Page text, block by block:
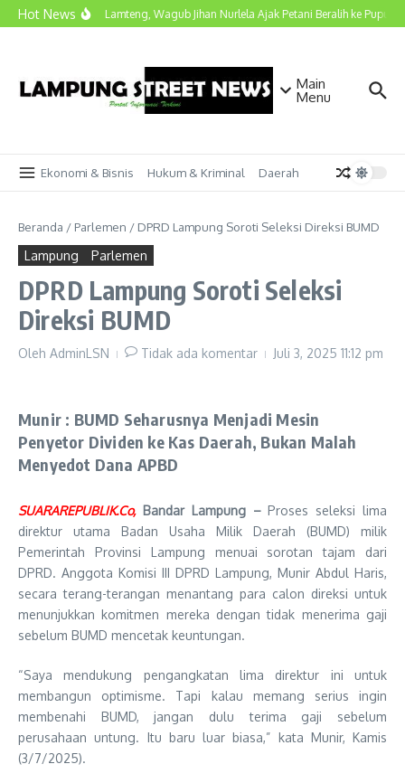
Lewati ke konten
Hot NewsKunjungi Lamteng, Wagub Jihan Nurlela Ajak Petani Beralih ke Pupuk
Main
Menu
Ekonomi & Bisnis Hukum & Kriminal Daerah
Beranda / Parlemen / DPRD Lampung Soroti Seleksi Direksi BUMD
Lampung Parlemen
DPRD Lampung Soroti Seleksi
Direksi BUMD
Oleh AdminLSN Tidak ada komentar Juli 3, 2025 11:12 pm
Munir : BUMD Seharusnya Menjadi Mesin
Penyetor Dividen ke Kas Daerah, Bukan Malah
Menyedot Dana APBD
SUARAREPUBLIK.Co, Bandar Lampung –Proses seleksi lima
direktur utama Badan Usaha Milik Daerah (BUMD) milik
Pemerintah Provinsi Lampung menuai sorotan tajam dari
DPRD. Anggota Komisi III DPRD Lampung, Munir Abdul Haris,
secara terang-terangan menantang para calon direksi untuk
menunjukkan komitmen mereka dengan tidak menerima gaji
sebelum BUMD mencetak keuntungan.
“Saya mendukung pengangkatan lima direktur ini untuk
membangun optimisme. Tapi kalau memang serius ingin
membenahi BUMD, jangan dulu terima gaji sebelum
perusahaan untung. Itu baru luar biasa,” kata Munir, Kamis
(3/7/2025).